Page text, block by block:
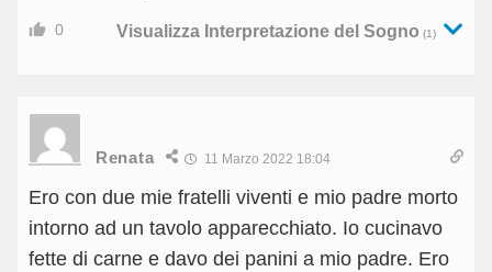
0 Visualizza Interpretazione del Sogno (1)
Renata 11 Marzo 2022 18:04
Ero con due mie fratelli viventi e mio padre morto
intorno ad un tavolo apparecchiato. Io cucinavo
fette di carne e davo dei panini a mio padre. Ero